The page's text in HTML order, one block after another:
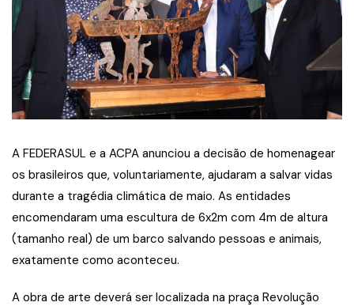
A FEDERASUL e a ACPA anunciou a decisão de homenagear
os brasileiros que, voluntariamente, ajudaram a salvar vidas
durante a tragédia climática de maio. As entidades
encomendaram uma escultura de 6x2m com 4m de altura
(tamanho real) de um barco salvando pessoas e animais,
exatamente como aconteceu.
A obra de arte deverá ser localizada na praça Revolução